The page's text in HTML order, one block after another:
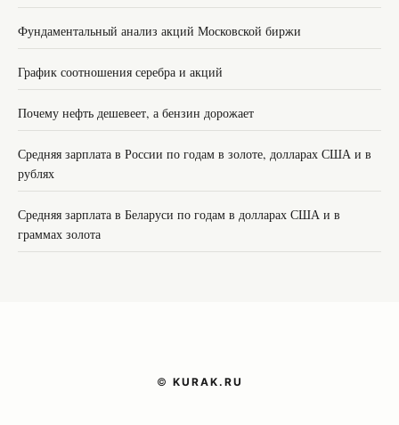
Фундаментальный анализ акций Московской биржи
График соотношения серебра и акций
Почему нефть дешевеет, а бензин дорожает
Средняя зарплата в России по годам в золоте, долларах США и в
рублях
Средняя зарплата в Беларуси по годам в долларах США и в
граммах золота
© KURAK.RU